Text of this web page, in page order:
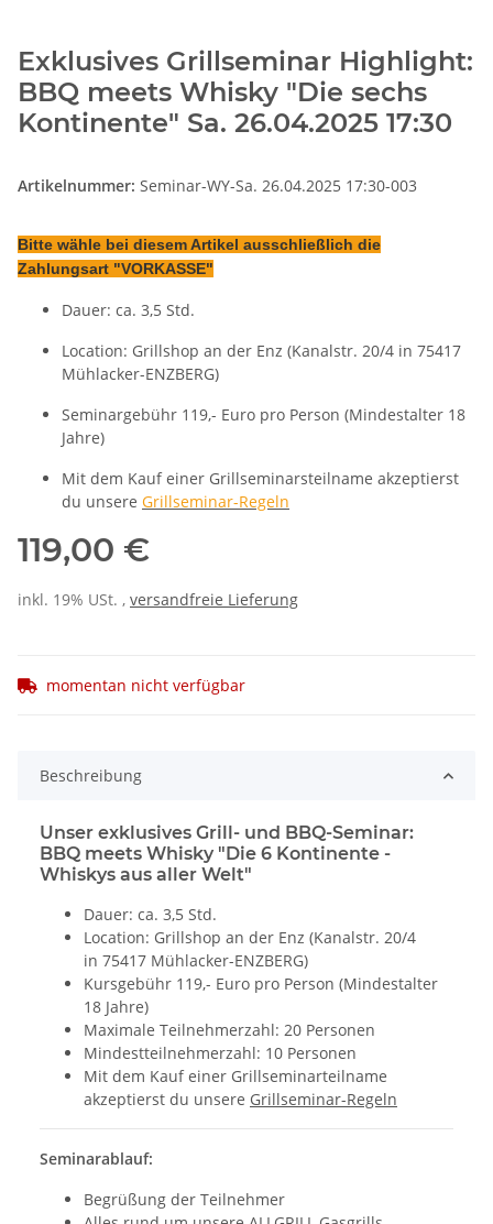
Exklusives Grillseminar Highlight:
BBQ meets Whisky "Die sechs
Kontinente" Sa. 26.04.2025 17:30
Artikelnummer: Seminar-WY-Sa. 26.04.2025 17:30-003
Bitte wähle bei diesem Artikel ausschließlich die
Zahlungsart "VORKASSE"
Dauer: ca. 3,5 Std.
Location: Grillshop an der Enz (Kanalstr. 20/4 in 75417
Mühlacker-ENZBERG)
Seminargebühr 119,- Euro pro Person (Mindestalter 18
Jahre)
Mit dem Kauf einer Grillseminarsteilname akzeptierst
du unsere Grillseminar-Regeln
119,00 €
inkl. 19% USt. , versandfreie Lieferung
momentan nicht verfügbar
Beschreibung
Unser exklusives Grill- und BBQ-Seminar:
BBQ meets Whisky "Die 6 Kontinente -
Whiskys aus aller Welt"
Dauer: ca. 3,5 Std.
Location: Grillshop an der Enz (Kanalstr. 20/4
in 75417 Mühlacker-ENZBERG)
Kursgebühr 119,- Euro pro Person (Mindestalter
18 Jahre)
Maximale Teilnehmerzahl: 20 Personen
Mindestteilnehmerzahl: 10 Personen
Mit dem Kauf einer Grillseminarteilname
akzeptierst du unsere Grillseminar-Regeln
Seminarablauf:
Begrüßung der Teilnehmer